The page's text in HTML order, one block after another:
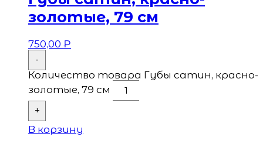
золотые, 79 см
750,00 ₽
-
Количество товара Губы сатин, красно-
золотые, 79 см
+
В корзину